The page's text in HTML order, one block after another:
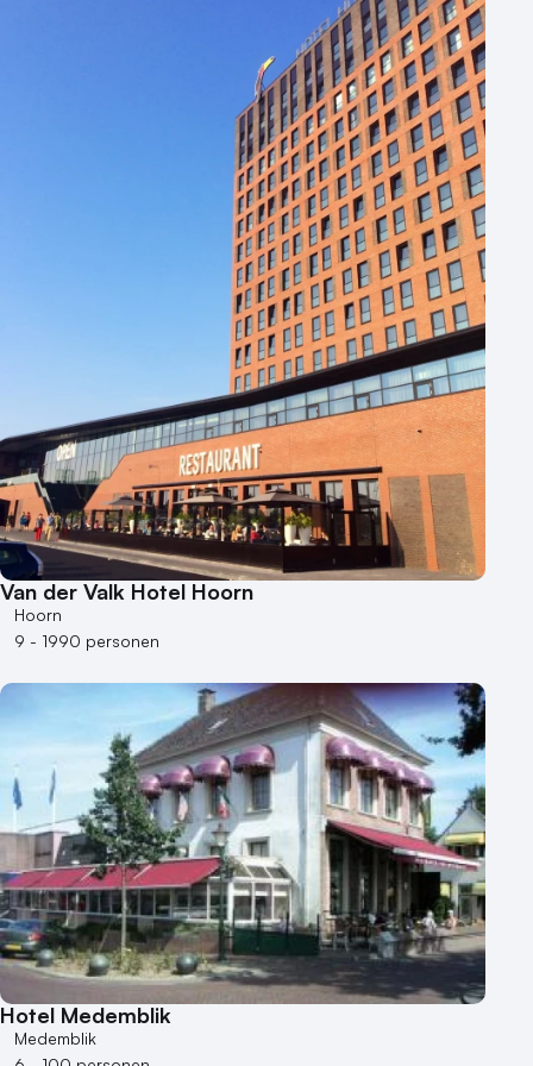
Van der Valk Hotel Hoorn
Hoorn
9 - 1990 personen
Hotel Medemblik
Medemblik